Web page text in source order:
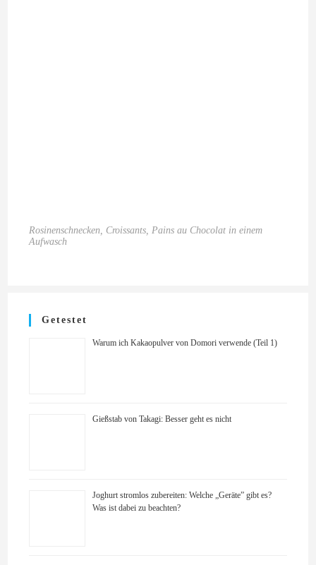
Rosinenschnecken, Croissants, Pains au Chocolat in einem
Aufwasch
Getestet
Warum ich Kakaopulver von Domori verwende (Teil 1)
Gießstab von Takagi: Besser geht es nicht
Joghurt stromlos zubereiten: Welche „Geräte” gibt es?
Was ist dabei zu beachten?